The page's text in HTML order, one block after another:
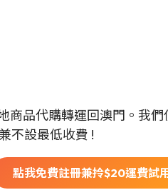
商品代購轉運回澳門。我們
不設最低收費 !
點我免費註冊兼拎$20運費試